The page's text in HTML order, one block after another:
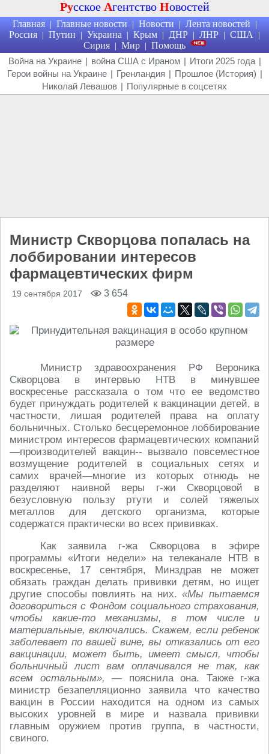
Русское Агентство Новостей
Главная | Главные новости | Новости | Лента новостей |
Россия | Путин | Украина | Крым | ДНР | ЛНР | США |
Сирия | Мир | Помощь
Война на Украине | война США с Ираном | Итоги 2025 года |
Герои войны на Украине | Гренландия | Прошлое (История) |
Николай Левашов | Популярные в соцсетях
Министр Скворцова попалась на
лоббировании интересов
фармацевтических фирм
19 сентября 2017 3 654
Министр здравоохранения РФ Вероника
Скворцова в интервью НТВ в минувшее
воскресенье рассказала о том что ее ведомство
будет принуждать родителей к вакцинации детей, в
частности, лишая родителей права на оплату
больничных. Столько бесцеремонное лоббирование
министром интересов фармацевтических компаний
—производителей вакцин-- вызвало повсеместное
возмущение родителей в социальных сетях и
самих врачей—многие из которых отнюдь не
разделяют наивной веры г-жи Скворцовой в
безусловную пользу ртути и солей тяжелых
металлов для детского организма, которые
содержатся практически во всех прививках.
Как заявила г-жа Скворцова в эфире
программы «Итоги недели» на телеканале НТВ в
воскресенье, 17 сентября, Минздрав не может
обязать граждан делать прививки детям, но ищет
другие способы повлиять на них.«Мы пытаемся
договориться с Фондом социального страхования,
чтобы какие-то механизмы, в том числе и
материальные, включались. Скажем, если ребенок
заболевает по вашей вине, вы отказались от его
вакцинации, может быть, имеет смысл, чтобы
больничный лист вам оплачивался не так, как
всем остальным», — пояснила она. Также г-жа
министр безапелляционно заявила что качество
вакцин в России находится на одном из самых
высоких уровней в мире и назвала прививки
главным оружием против группа, в частности,
свиного.